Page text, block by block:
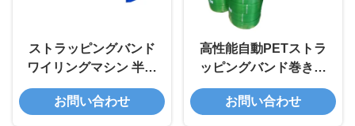
ストラッピングバンド
ワイリングマシン 半自
動 双本駅
お問い合わせ
高性能自動PETストラ
ッピングバンド巻き込
み機
お問い合わせ